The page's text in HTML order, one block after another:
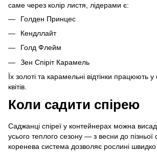
саме через колір листя, лідерами є:
Голден Принцес
Кендллайт
Голд Флейм
Зен Спіріт Карамель
Їх золоті та карамельні відтінки працюють у
квітів.
Коли садити спірею
Саджанці спіреї у контейнерах можна
усього теплого сезону — з весни до пізньої
коренева система дозволяє рослині